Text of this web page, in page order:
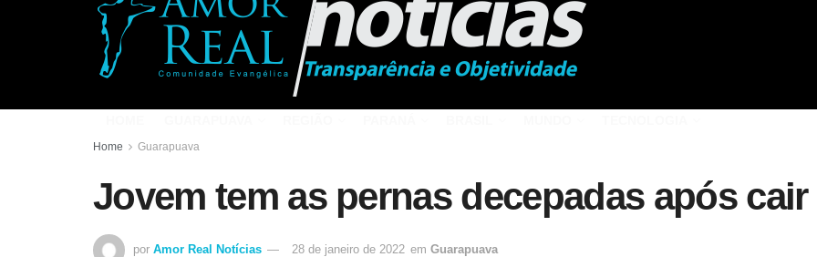
Home Guarapuava
Jovem tem as pernas decepadas após
por Amor Real Notícias 28 de janeiro de 2022 em Guarapuava